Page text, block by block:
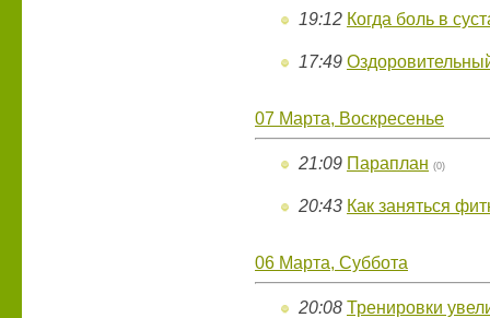
19:12 Когда боль в
17:49
07 Марта, Воскресенье
21:09 Параплан (0)
20:43 Как заняться
06 Марта, Суббота
20:08 Тренировки